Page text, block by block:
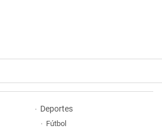
Deportes
Fútbol